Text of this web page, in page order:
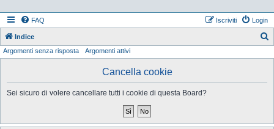
FAQ Login
Iscriviti
Indice
Argomenti senza risposta Argomenti attivi
Cancella cookie
Sei sicuro di volere cancellare tutti i cookie di questa Board?